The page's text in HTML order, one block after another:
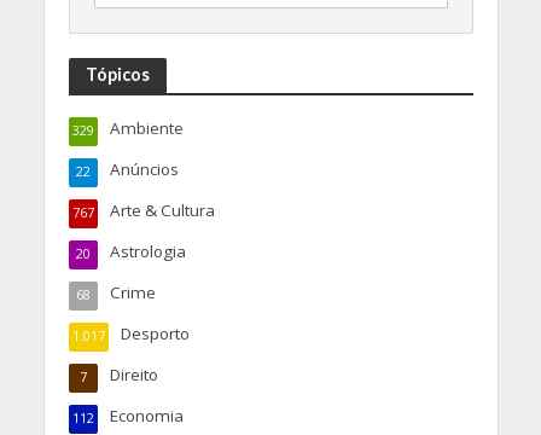
Tópicos
Ambiente
329
Anúncios
22
Arte & Cultura
767
Astrologia
20
Crime
68
Desporto
1.017
Direito
7
Economia
112